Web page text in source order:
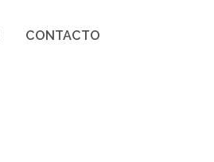
CONTACTO